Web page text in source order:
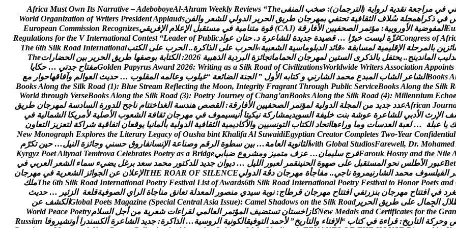
لي في مراجعة نقدية لر واية (الترجمان)
: صخب المنفى Africa Must Own Its Narrative –AdeboboyeAl-Ahram Weekly Reviews “The
في ذكراهمجلة سلف الثقافية تحتفي بمهرجان طريق الحرير الدولي للشعر والفن World Organization of Writers PresidentApplauds
Eu المفوضية الور وبية: مؤتمر الصحفيين الفارقة (
CAJ
) قوة متنامية في مستقبل العلم الفريقي European Commission Recognizes
Congress ofAfri غزة ليست خبرا … قصيدة جديدة للشاعرة د. حنان عواد Regulations for the V International Contest “Leader of Public
ائزين بالمرحلة القليمية لمسابقة «قائد الدبلوماسية الشعبية»الحرب على الذاكرة.
. الحرب على الكتب The 6th Silk Road International
دليب الماندينج.
. يحتفل بالذكرى الستين لمهرجان الحماماتجائزة البردية الذهبية 2026
: الكتابة بوصفها طريق الحرير بين الحضارات The
Golden PapyrusAward 2026: Writing as a Silk Road of CivilizationsWorldwide WritersAssociation Appoints مفتاح جدتي … حكايا
BooksA الشاعر الشاب المبدع محمد الشارني و كتابه الول ” الجنة الضائعة “غيلوب وعالمه المقلوب … حديث العوالم وآفاقهاحوار مع
BooksAlong the Silk Road (1): Blue Stream Reflecting the Moon, Integrity Fragrant Through Public ServiceBooksAlong the Silk R
World through VerseBooksAlong the Silk Road (3): Poetry Journey of Chang’anBooksAlong the Silk Road (4): Millennium Echoe
African Journ عدد جديد من المجلة الدولية لمؤتمر الصحفيين الفارقة: القصص هندسة الغداختتام ناجح للدورة السادسة لمهرجان طريق
ف الرث الدبي للشاعرة عوشة بنت خليفة السويديمشاركة نيكيتا أنيسيموف في مهرجان ثقافة الشعوب الصلية لمريكا الشمالية في
ك يا عبلة … لعبة العدسات وما وراءهااتحاد الكتاب التونسيين والكاديمية الثقافية الدولية بألمانيا يوقعان اتفاقية شراكة لتعزيز التعاون
New Monograph Explores the Literary Legacy of Ousha bint KhalifaAl SuwaidiEgyptian Creator Completes Two-Year Confidential
with Global StudiosFarewell, Dr. Mohamed الثانوية العامة… بين سطوة الرقم وصناعة النسانفار وق حسني وجائزة النيل… حين تكرم
Farouk Hosny and the NileA فرج سليمان… عزف متميز ومشر وع ضبابي Kyrgyz PoetAltynai Temirova Celebrates Poetry as a Bridge
Bet عبور الطلس نحو المستقبل على صهوة الحنينقمر لعبور الليل … ديوان جديد للدكتور محمد سعد برغل يضيء سماء الشعر العربي في
ر الفيلسوف محمد الشارنيمر وة ناجي.
. مفاجأة مهرجان دڨة الدولي THE ROAR OF SILENCE العلن عن الجوائز الشعرية في مهرجان
The 6th Silk Road International Poetry Festival List ofAwards6th Silk Road International Poetry Festival to Honor Poets and ملك
غرد في افتتاح مهرجان بنزرتفي افتتاح مهرجان قرطاج: نوبة سيدي منصور المعدلة تعانق مناجاة الراي الصوفيةقلعة الزئير … حديث
لل الجمال على طريق الحرير Global Poets Magazine (Special CentralAsia Issue): Camel Shadows on the Silk Road الكشف عن
New Medals and Certificates for the Gran كازاخستان تستضيف المؤتمر العالمي لقراءات شعرية من أجل السلم World Peace Poetry
وحركة التاريخ: قراءة في كتاب “الفتاء والتاريخ” لحمد التوفيقالكونية الر وسية… الذاكرة: جديد الشاعرة ألكسندرا أوتشير وفا Russian